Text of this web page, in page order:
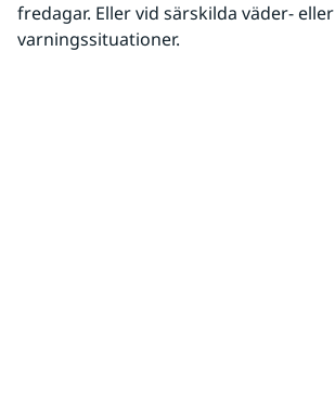
fredagar. Eller vid särskilda väder- eller
varningssituationer.